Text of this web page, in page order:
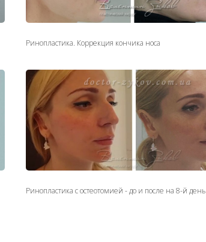
Ринопластика. Коррекция кончика носа
Ринопластика с остеотомией - до и после на 8-й день